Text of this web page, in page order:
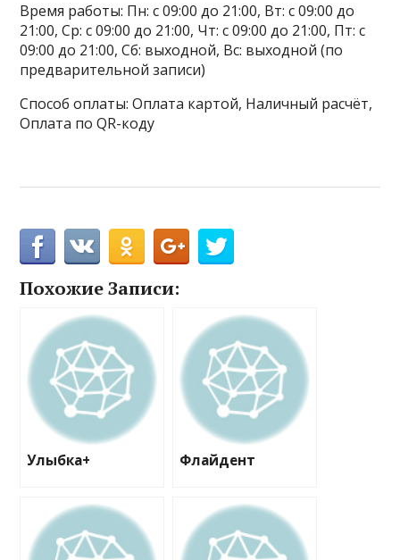
Время работы: Пн: с 09:00 до 21:00, Вт: с 09:00 до
21:00, Ср: с 09:00 до 21:00, Чт: с 09:00 до 21:00, Пт: с
09:00 до 21:00, Сб: выходной, Вс: выходной (по
предварительной записи)
Способ оплаты: Оплата картой, Наличный расчёт,
Оплата по QR-коду
Похожие Записи:
Улыбка+ Флайдент